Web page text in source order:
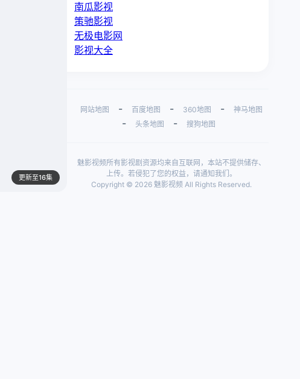
更新至16集
南瓜影视
策驰影视
无极电影网
影视大全
网站地图 - 百度地图 - 360地图 - 神马地图
- 头条地图 - 搜狗地图
魅影视频所有影视剧资源均来自互联网，本站不提供储存、
上传。若侵犯了您的权益，请通知我们。
Copyright © 2026 魅影视频 All Rights Reserved.